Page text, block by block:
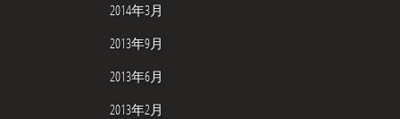
2014年3月
2013年9月
2013年6月
2013年2月